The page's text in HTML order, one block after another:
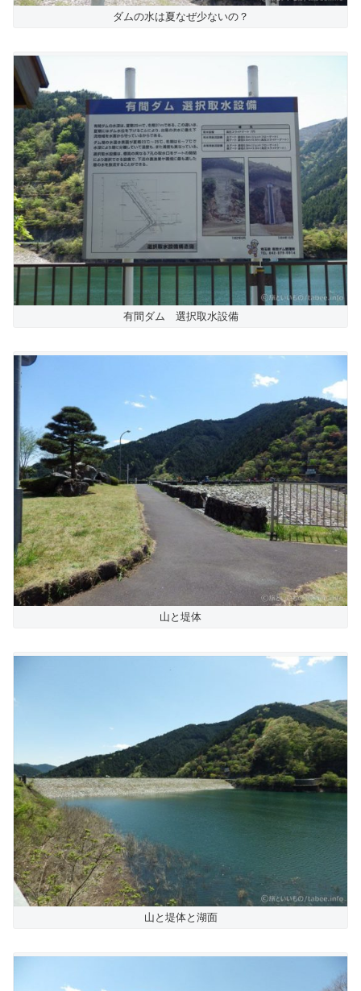
ダムの水は夏なぜ少ないの？
有間ダム 選択取水設備
山と堤体
山と堤体と湖面